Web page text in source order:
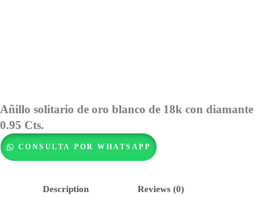
Añillo solitario de oro blanco de 18k con diamante
0.95 Cts.
CONSULTA POR WHATSAPP
Description Reviews (0)